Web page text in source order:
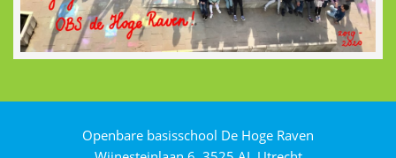
Openbare basisschool De Hoge Raven